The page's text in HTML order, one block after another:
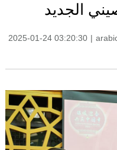
الجديد
2025-01-24 03:20:30 |